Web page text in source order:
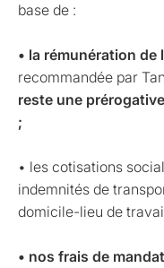
base de :
• la rémunération
recommandée par
reste une
;
• les cotisations
indemnités de
domicile-lieu de
• nos frais de mandat